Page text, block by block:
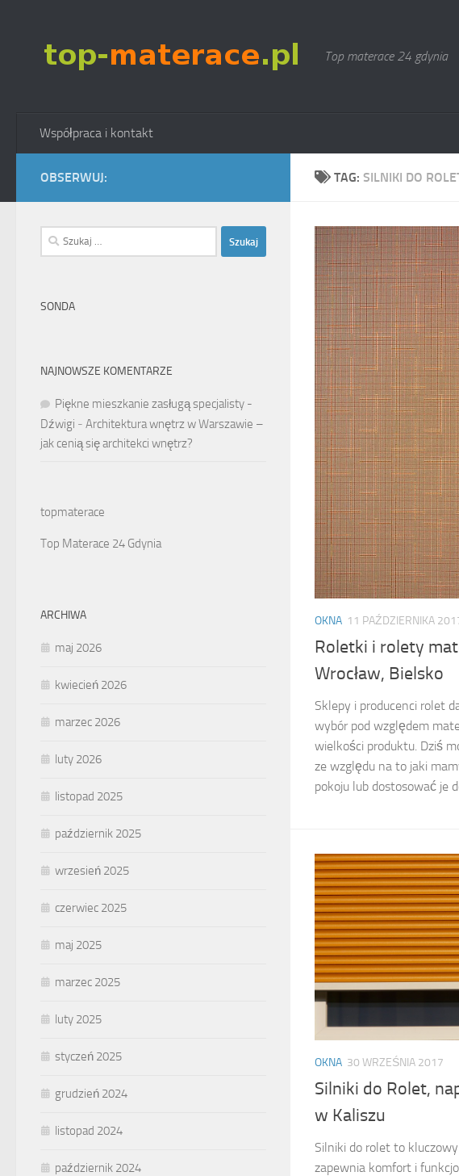
Top materace 24 gdynia
Współpraca i kontakt
TAG: SILNIKI DO
OKNA 11 PAŹDZIERNIKA
Roletki i rolety
Wrocław, Bielsko
Sklepy i producenci rolet
wybór pod względem
wielkości produktu. Dziś
ze względu na to jaki
pokoju lub dostosować je
OKNA 30 WRZEŚNIA 2017
Silniki do Rolet,
w Kaliszu
Silniki do rolet to
zapewnia komfort i
OBSERWUJ:
Szukaj:
SONDA
NAJNOWSZE KOMENTARZE
Piękne mieszkanie zasługą specjalisty -
Dźwigi - Architektura wnętrz w Warszawie –
jak cenią się architekci wnętrz?
topmaterace
Top Materace 24 Gdynia
ARCHIWA
maj 2026
kwiecień 2026
marzec 2026
luty 2026
listopad 2025
październik 2025
wrzesień 2025
czerwiec 2025
maj 2025
marzec 2025
luty 2025
styczeń 2025
grudzień 2024
listopad 2024
październik 2024